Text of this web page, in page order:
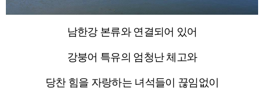
남한강 본류와 연결되어 있어
강붕어 특유의 엄청난 체고와
당찬 힘을 자랑하는 녀석들이 끊임없이